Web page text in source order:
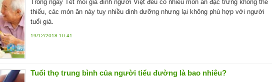
Trong ngày Tết mỗi gia đình người Việt đều có nhiều món ăn đặc trưng không thể
thiếu, các món ăn này tuy nhiều dinh dưỡng nhưng lại không phù hợp với người
tuổi già.
19/12/2018 10:41
Tuổi thọ trung bình của người tiểu đường là bao nhiêu?